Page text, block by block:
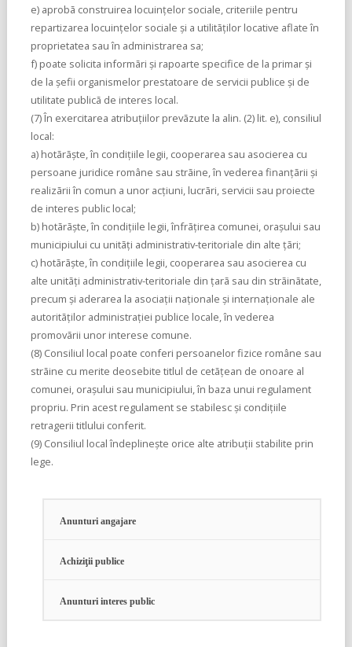
e) aprobã construirea locuinţelor sociale, criteriile pentru
repartizarea locuinţelor sociale şi a utilitãţilor locative aflate în
proprietatea sau în administrarea sa;
f) poate solicita informãri şi rapoarte specifice de la primar şi
de la şefii organismelor prestatoare de servicii publice şi de
utilitate publicã de interes local.
(7) În exercitarea atribuţiilor prevãzute la alin. (2) lit. e), consiliul
local:
a) hotãrãşte, în condiţiile legii, cooperarea sau asocierea cu
persoane juridice române sau strãine, în vederea finanţãrii şi
realizãrii în comun a unor acţiuni, lucrãri, servicii sau proiecte
de interes public local;
b) hotãrãşte, în condiţiile legii, înfrãţirea comunei, oraşului sau
municipiului cu unitãţi administrativ-teritoriale din alte ţãri;
c) hotãrãşte, în condiţiile legii, cooperarea sau asocierea cu
alte unitãţi administrativ-teritoriale din ţarã sau din strãinãtate,
precum şi aderarea la asociaţii naţionale şi internaţionale ale
autoritãţilor administraţiei publice locale, în vederea
promovãrii unor interese comune.
(8) Consiliul local poate conferi persoanelor fizice române sau
strãine cu merite deosebite titlul de cetãţean de onoare al
comunei, oraşului sau municipiului, în baza unui regulament
propriu. Prin acest regulament se stabilesc şi condiţiile
retragerii titlului conferit.
(9) Consiliul local îndeplineşte orice alte atribuţii stabilite prin
lege.
Anunturi angajare
Achiziţii publice
Anunturi interes public